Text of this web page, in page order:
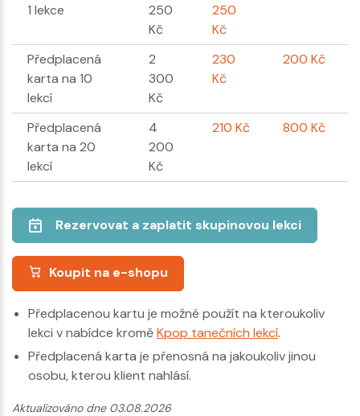
1 lekce
250
Kč
250
Kč
Předplacená
karta na 10
lekcí
2
300
Kč
230
Kč
200 Kč
Předplacená
karta na 20
lekcí
4
200
Kč
210 Kč 800 Kč
Rezervovat a zaplatit skupinovou lekci
Koupit na e-shopu
Předplacenou kartu je možné použít na kteroukoliv
lekci v nabídce kroměKpop tanečních lekcí.
Předplacená karta je přenosná na jakoukoliv jinou
osobu, kterou klient nahlásí.
Aktualizováno dne 03.08.2026